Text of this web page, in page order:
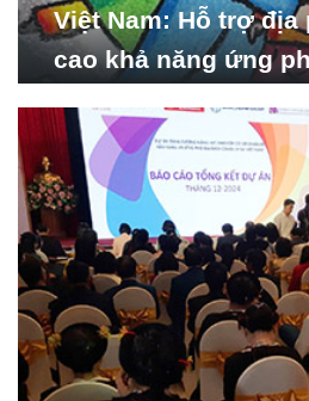
Việt Nam: Hỗ trợ
cao khả năng ứng